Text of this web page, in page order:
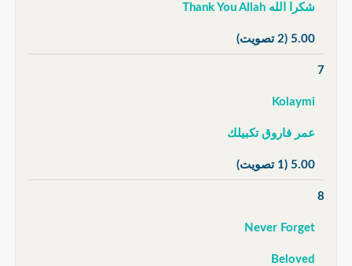
شكرا الله Thank You Allah
5.00 (2 تصويت)
7
Kolaymi
عمر فاروق تكبيلك
5.00 (1 تصويت)
8
Never Forget
Beloved